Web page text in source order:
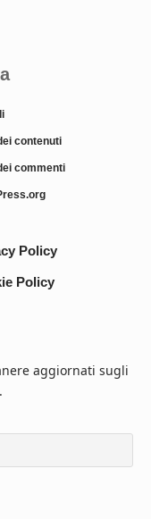
contenuti
commenti
Policy
Policy
aggiornati sugli